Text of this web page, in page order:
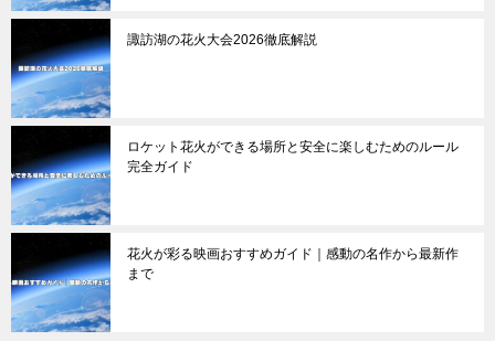
諏訪湖の花火大会2026徹底解説
ロケット花火ができる場所と安全に楽しむためのルール
完全ガイド
花火が彩る映画おすすめガイド｜感動の名作から最新作
まで